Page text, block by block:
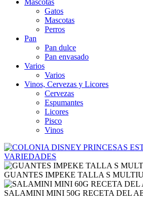
Mascotas
Gatos
Mascotas
Perros
Pan
Pan dulce
Pan envasado
Varios
Varios
Vinos, Cervezas y Licores
Cervezas
Espumantes
Licores
Pisco
Vinos
GUANTES IMPEKE TALLA S
SALAMINI MINI 50G RECETA DEL